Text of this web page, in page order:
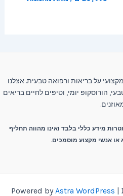
על בריאות ורפואה טבעית. אצלנו
הורוסקופ יומי, וטיפים לחיים בריאים
מידע כללי בלבד ואינו מהווה תחליף
או אנשי מקצוע מוסמכים.
Astra WordPress